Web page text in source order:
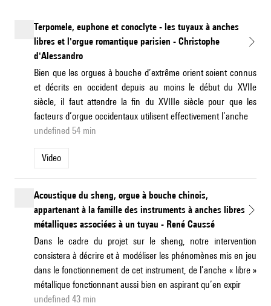
Terpomele, euphone et conoclyte - les tuyaux à anches
libres et l'orgue romantique parisien - Christophe
d'Alessandro
Bien que les orgues à bouche d’extrême orient soient connus
et décrits en occident depuis au moins le début du XVIIe
siècle, il faut attendre la fin du XVIIIe siècle pour que les
facteurs d’orgue occidentaux utilisent effectivement l’anche
undefined 54 min
Video
Acoustique du sheng, orgue à bouche chinois,
appartenant à la famille des instruments à anches libres
métalliques associées à un tuyau - René Caussé
Dans le cadre du projet sur le sheng, notre intervention
consistera à décrire et à modéliser les phénomènes mis en jeu
dans le fonctionnement de cet instrument, de l’anche « libre »
métallique fonctionnant aussi bien en aspirant qu’en expir
undefined 43 min